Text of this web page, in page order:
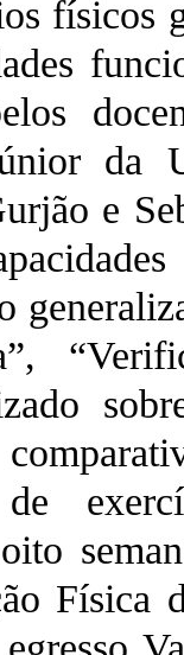
físicos
da
e
Física